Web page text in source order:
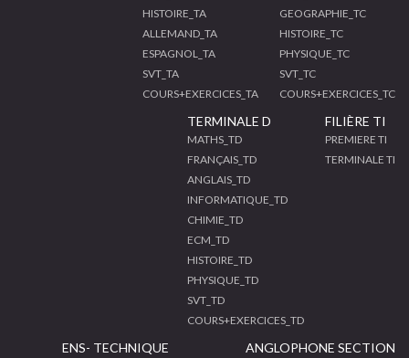
HISTOIRE_TA
ALLEMAND_TA
ESPAGNOL_TA
SVT_TA
COURS+EXERCICES_TA
GEOGRAPHIE_TC
HISTOIRE_TC
PHYSIQUE_TC
SVT_TC
COURS+EXERCICES_TC
TERMINALE D
MATHS_TD
FRANÇAIS_TD
ANGLAIS_TD
INFORMATIQUE_TD
CHIMIE_TD
ECM_TD
HISTOIRE_TD
PHYSIQUE_TD
SVT_TD
COURS+EXERCICES_TD
FILIÈRE TI
PREMIERE TI
TERMINALE TI
ENS- TECHNIQUE ANGLOPHONE SECTION